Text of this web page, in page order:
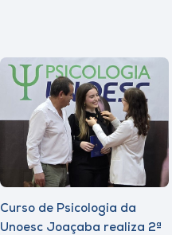
Curso de Psicologia da
Unoesc Joaçaba realiza 2ª